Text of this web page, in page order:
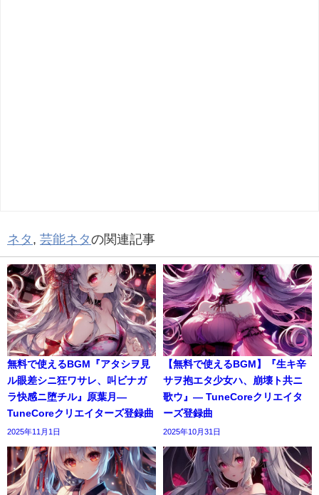
ネタ , 芸能ネタの関連記事
無料で使えるBGM『アタシヲ見
ル眼差シニ狂ワサレ、叫ビナガ
ラ快感ニ堕チル』原葉月―
TuneCoreクリエイターズ登録曲
2025年11月1日
【無料で使えるBGM】『生キ辛
サヲ抱エタ少女ハ、崩壊ト共ニ
歌ウ』― TuneCoreクリエイタ
ーズ登録曲
2025年10月31日